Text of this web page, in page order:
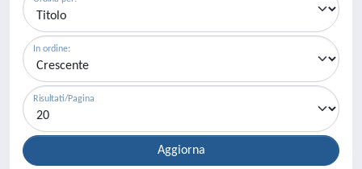
In ordine:
Risultati/Pagina